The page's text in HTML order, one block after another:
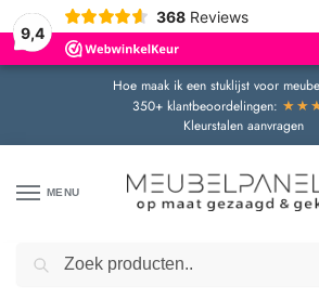
9,4
368 Reviews
Hoe maak ik een stuklijst voor
350+ klantbeoordelingen:
Kleurstalen aanvragen
MENU
Door de bouwvakperiode geldt momenteel een extra